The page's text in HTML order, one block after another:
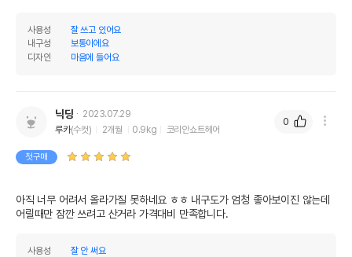
사용성
잘 쓰고 있어요
내구성
보통이에요
디자인
마음에 들어요
닉딩
2023.07.29
루카(수컷) 2개월 0.9kg 코리안쇼트헤어
첫구매
아직 너무 어려서 올라가질 못하네요 ㅎㅎ 내구도가 엄청 좋아보이진 않는데
어릴때만 잠깐 쓰려고 산거라 가격대비 만족합니다.
사용성
잘 안 써요
0